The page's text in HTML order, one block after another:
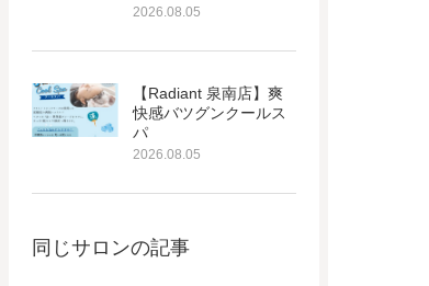
2026.08.05
【Radiant 泉南店】爽
快感バツグンクールス
パ
2026.08.05
同じサロンの記事